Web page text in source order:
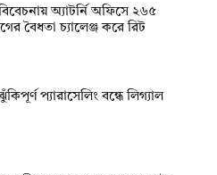
অ‍্যাটর্নি অফিসে ২৬৫
বৈধতা চ্যালেঞ্জ করে রিট
প্যারাসেলিং বন্ধে লিগ্যাল